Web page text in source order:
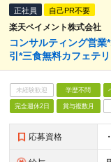
正社員 自己PR不要
楽天ペイメント株式会社
コンサルティング営
引*三食無料カフェテ
未経験歓迎 学歴不問
完全週休2日 賞与複数月
応募資格